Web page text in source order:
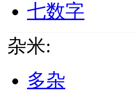
七数字
杂米:
多杂